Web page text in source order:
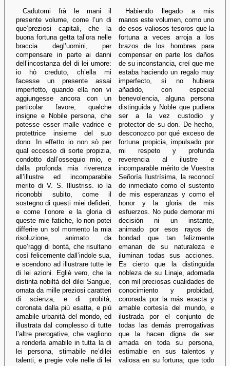
Cadutomi frà le mani il
presente volume, come l’un di
que’preziosi capitali, che la
buona fortuna getta tal’ora nelle
braccia degl’uomini, per
compensare in parte ai danni
dell’incostanza del di lei umore:
io hò creduto, ch’ella mi
facesse un presente assai
imperfetto, quando ella non vi
aggiungesse ancora con un
particolar favore, qualche
insigne e Nobile persona, che
potesse esser malle vadrice e
protettrice insieme del suo
dono. In effetto io non sò per
qual eccesso di sorte propizia,
condotto dall’ossequio mio, e
dalla profonda mia riverenza
all’illustre ed incomparabile
merito di V. S. Illustriss. io la
riconobbi subito, come il
sostegno di questi miei defideri,
e come l’onore e la gloria di
queste mie fatiche, lo non potei
differire un sol momento la mia
risoluzione, animato da
que’raggi di bontà, che risultano
così felicemente dall’indole sua,
e scendono ad illustrare tutte le
di lei azioni. Egliè vero, che la
distinta nobiltà del dilei Sangue,
ornata da mille preziosi caratteri
di scienza, e di probità,
coronata dalla più esatta, e più
amabile urbanità del mondo, ed
illustrata dal complesso di tutte
l’altre prerogative, che vagliono
a renderla amabile in tutta la di
lei persona, stimabile ne’dilei
talenti, e pregie vole nelle di lei
Habiendo llegado a mis
manos este volumen, como uno
de esos valiosos tesoros que la
fortuna a veces arroja a los
brazos de los hombres para
compensar en parte los daños
de su inconstancia, creí que me
estaba haciendo un regalo muy
imperfecto, si no hubiera
añadido, con especial
benevolencia, alguna persona
distinguida y Noble que pudiera
ser a la vez custodio y
protector de su don. De hecho,
desconozco por qué exceso de
fortuna propicia, impulsado por
mi respeto y profunda
reverencia al ilustre e
incomparable mérito de Vuestra
Señoría Ilustrísima, la reconocí
de inmediato como el sustento
de mis esperanzas y como el
honor y la gloria de mis
esfuerzos. No pude demorar mi
decisión ni un instante,
animado por esos rayos de
bondad que tan felizmente
emanan de su naturaleza e
iluminan todas sus acciones.
Es cierto que la distinguida
nobleza de su Linaje, adornada
con mil preciosas cualidades de
conocimiento y probidad,
coronada por la más exacta y
amable cortesía del mundo, e
ilustrada por el conjunto de
todas las demás prerrogativas
que la hacen digna de ser
amada en toda su persona,
estimable en sus talentos y
valiosa en su fortuna; que todo